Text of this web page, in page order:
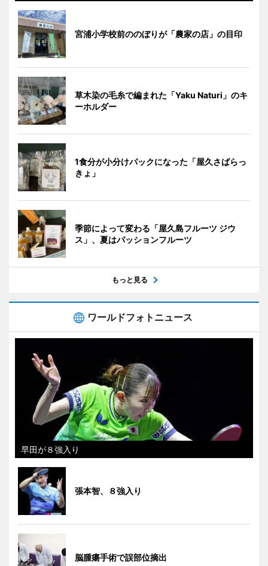
宮浦小学校前ののぼりが「農家の店」の目印
草木染の毛糸で編まれた「Yaku Naturi」のキ
ーホルダー
1食分が小分けパックになった「屋久さばらっ
きょ」
季節によって変わる「屋久島フルーツ ジウ
ス」、夏はパッションフルーツ
もっと見る
ワールドフォトニュース
早田が８強入り
張本智、８強入り
脳腫瘍手術で誤部位摘出